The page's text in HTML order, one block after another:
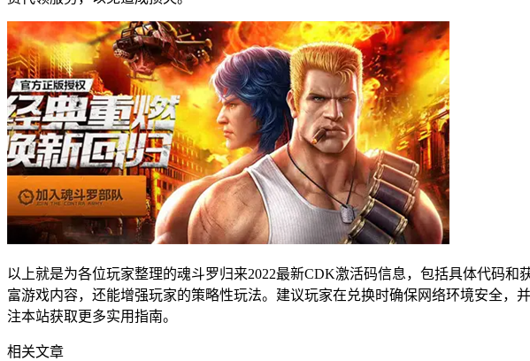
以上就是为各位玩家整理的魂斗罗归来2022最新CDK激活码信息，包括具体代码
富游戏内容，还能增强玩家的策略性玩法。建议玩家在兑换时确保网络环境安全
注本站获取更多实用指南。
相关文章